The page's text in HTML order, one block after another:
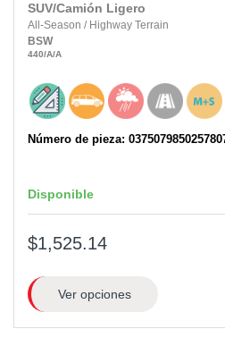
SUV/Camión Ligero
All-Season / Highway Terrain
BSW
440/A/A
Número de pieza:
Disponible
$1,525.14
Ver opciones